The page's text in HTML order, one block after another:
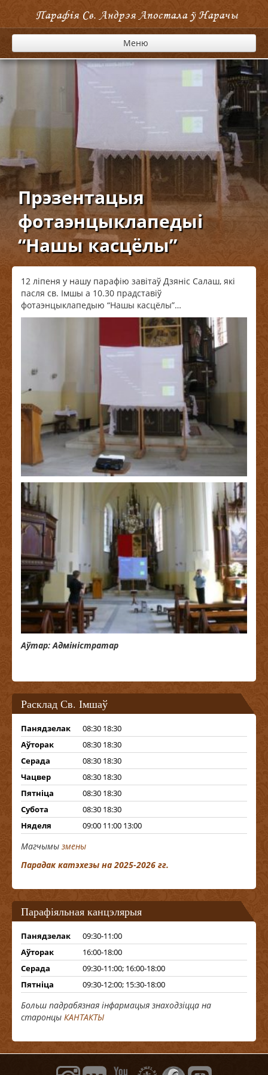
Парафія Cв. Андрэя Апостала ў Нарачы
Меню
Прэзентацыя
фотаэнцыклапедыі
“Нашы касцёлы”
12 ліпеня у нашу парафію завітаў Дзяніс Салаш, які
пасля св. Імшы а 10.30 прадставіў
фотаэнцыклапедыю “Нашы касцёлы”…
Аўтар: Адміністратар
Расклад Св. Імшаў
Панядзелак
08:30 18:30
Аўторак
08:30 18:30
Серада
08:30 18:30
Чацвер
08:30 18:30
Пятніца
08:30 18:30
Субота
08:30 18:30
Няделя
09:00 11:00 13:00
Магчымы змены
Парадак катэхезы на 2025-2026 гг.
Парафіяльная канцэлярыя
Панядзелак
09:30-11:00
Аўторак
16:00-18:00
Серада
09:30-11:00; 16:00-18:00
Пятніца
09:30-12:00; 15:30-18:00
Больш падрабязная інфармацыя знаходзіцца на
старонцы КАНТАКТЫ